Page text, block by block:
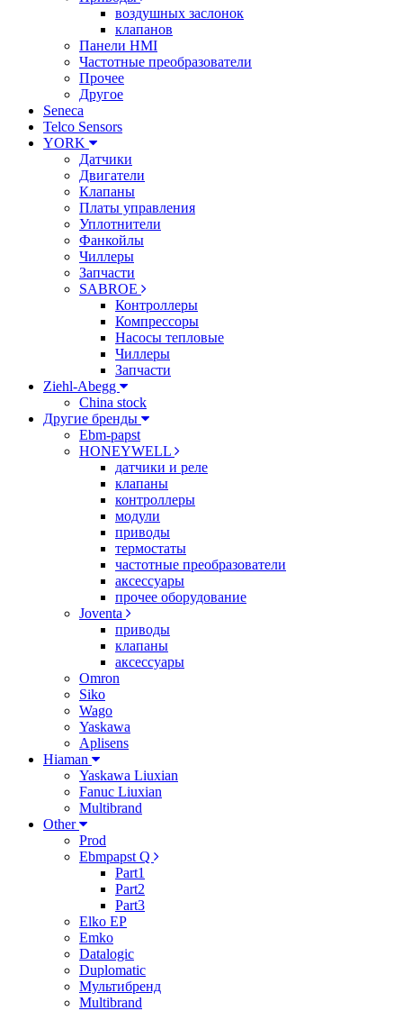
воздушных заслонок
клапанов
Панели HMI
Частотные преобразователи
Прочее
Другое
Seneca
Telco Sensors
YORK
Датчики
Двигатели
Клапаны
Платы управления
Уплотнители
Фанкойлы
Чиллеры
Запчасти
SABROE
Контроллеры
Компрессоры
Насосы тепловые
Чиллеры
Запчасти
Ziehl-Abegg
China stock
Другие бренды
Ebm-papst
HONEYWELL
датчики и реле
клапаны
контроллеры
модули
приводы
термостаты
частотные преобразователи
аксессуары
прочее оборудование
Joventa
приводы
клапаны
аксессуары
Omron
Siko
Wago
Yaskawa
Aplisens
Hiaman
Yaskawa Liuxian
Fanuc Liuxian
Multibrand
Other
Prod
Ebmpapst Q
Part1
Part2
Part3
Elko EP
Emko
Datalogic
Duplomatic
Мультибренд
Multibrand